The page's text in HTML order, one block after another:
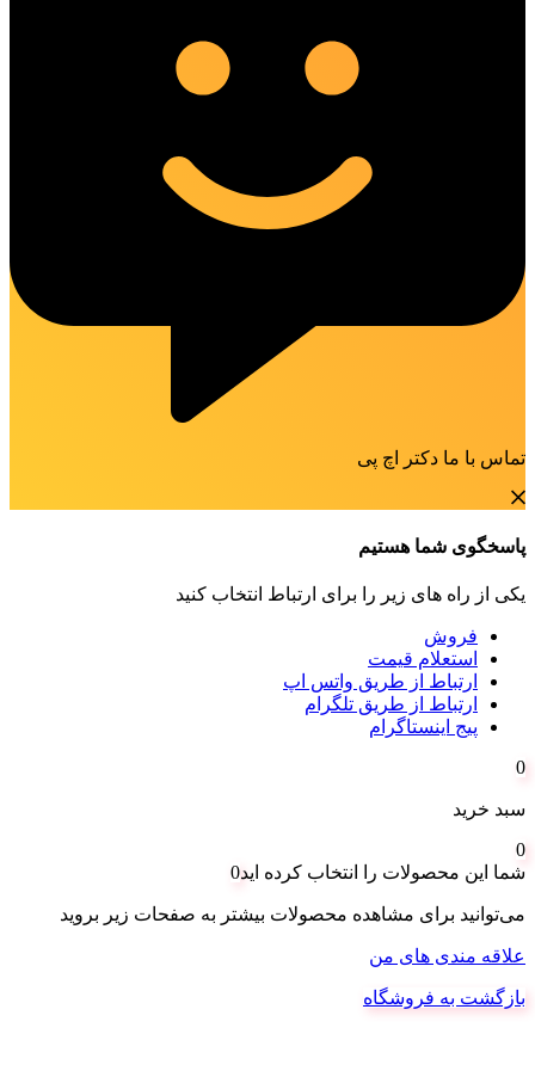
تماس با ما دکتر اچ پی
پاسخگوی شما هستیم
یکی از راه های زیر را برای ارتباط انتخاب کنید
فروش
استعلام قیمت
ارتباط از طریق واتس اپ
ارتباط از طریق تلگرام
پیج اینستاگرام
0
سبد خرید
0
شما این محصولات را انتخاب کرده اید0
می‌توانید برای مشاهده محصولات بیشتر به صفحات زیر بروید
علاقه مندی های من
بازگشت به فروشگاه